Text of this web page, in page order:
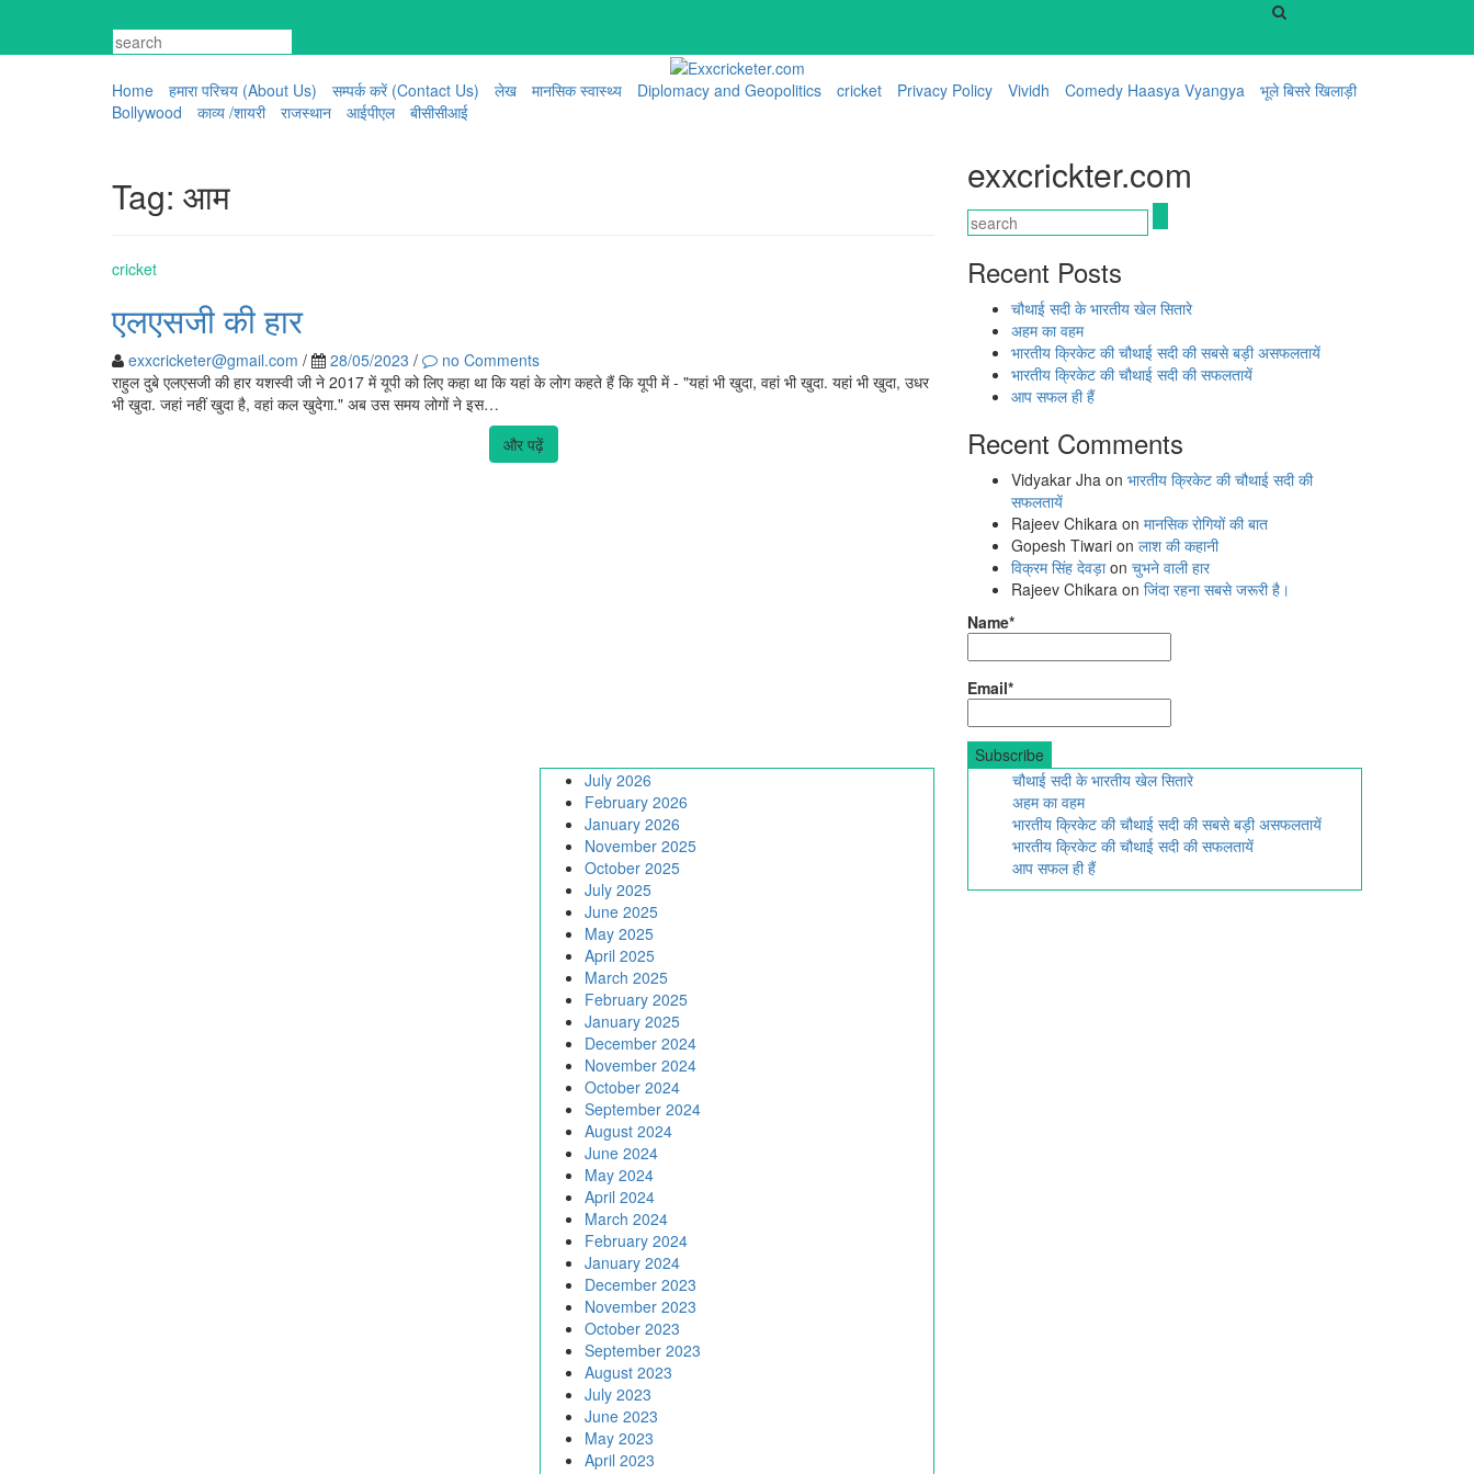
content
Home
हमारा परिचय (About Us) सम्पर्क करें (Contact Us) लेख मानसिक स्वास्थ्य Diplomacy and Geopolitics cricket Privacy Policy Vividh Comedy Haasya Vyangya
भूले बिसरे खिलाड़ी
Bollywood
काव्य /शायरी राजस्थान आईपीएल बीसीसीआई
Tag: आम
cricket
एलएसजी की हार
exxcricketer@gmail.com / 28/05/2023 /
no Comments
राहुल दुबे एलएसजी की हार यशस्वी जी ने 2017 में यूपी को लिए कहा था कि यहां के लोग कहते हैं कि यूपी में - "यहां भी खुदा, वहां भी खुदा. यहां भी खुदा, उधर
भी खुदा. जहां नहीं खुदा है, वहां कल खुदेगा." अब उस समय लोगों ने इस…
और पढ़ें
exxcrickter.com
Recent Posts
चौथाई सदी के भारतीय खेल सितारे
अहम का वहम
भारतीय क्रिकेट की चौथाई सदी की सबसे बड़ी असफलतायें
भारतीय क्रिकेट की चौथाई सदी की सफलतायें
आप सफल ही हैं
Recent Comments
Vidyakar Jha on भारतीय क्रिकेट की चौथाई सदी की
सफलतायें
Rajeev Chikara on मानसिक रोगियों की बात
Gopesh Tiwari on लाश की कहानी
विक्रम सिंह देवड़ाon चुभने वाली हार
Rajeev Chikara on जिंदा रहना सबसे जरूरी है।
Name*
Email*
July 2026
February 2026
January 2026
November 2025
October 2025
July 2025
June 2025
May 2025
April 2025
March 2025
February 2025
January 2025
December 2024
November 2024
October 2024
September 2024
August 2024
June 2024
May 2024
April 2024
March 2024
February 2024
January 2024
December 2023
November 2023
October 2023
September 2023
August 2023
July 2023
June 2023
May 2023
April 2023
चौथाई सदी के भारतीय खेल सितारे
अहम का वहम
भारतीय क्रिकेट की चौथाई सदी की सबसे बड़ी असफलतायें
भारतीय क्रिकेट की चौथाई सदी की सफलतायें
आप सफल ही हैं